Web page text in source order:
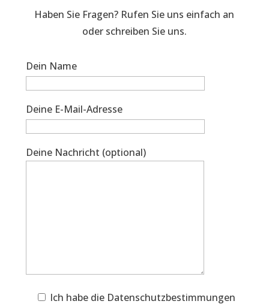
Haben Sie Fragen? Rufen Sie uns einfach an
oder schreiben Sie uns.
Dein Name
Deine E-Mail-Adresse
Deine Nachricht (optional)
Ich habe die Datenschutzbestimmungen